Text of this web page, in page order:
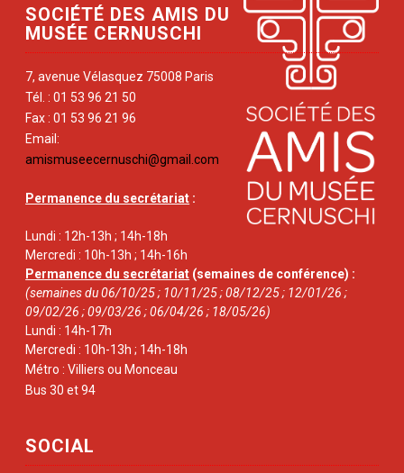
SOCIÉTÉ DES AMIS DU
MUSÉE CERNUSCHI
7, avenue Vélasquez 75008 Paris
Tél. : 01 53 96 21 50
Fax : 01 53 96 21 96
Email:
amismuseecernuschi@gmail.com
Permanence du secrétariat :
Lundi : 12h-13h ; 14h-18h
Mercredi : 10h-13h ; 14h-16h
Permanence du secrétariat (semaines de conférence) :
(semaines du 06/10/25 ; 10/11/25 ; 08/12/25 ; 12/01/26 ;
09/02/26 ; 09/03/26 ; 06/04/26 ; 18/05/26)
Lundi : 14h-17h
Mercredi : 10h-13h ; 14h-18h
Métro : Villiers ou Monceau
Bus 30 et 94
SOCIAL